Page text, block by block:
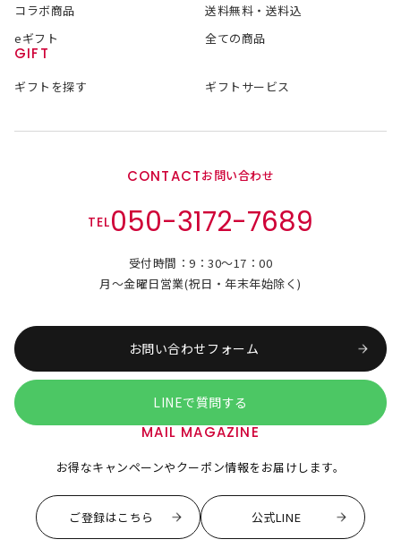
コラボ商品
送料無料・送料込
eギフト
全ての商品
GIFT
ギフトを探す ギフトサービス
CONTACTお問い合わせ
TEL050-3172-7689
受付時間：9：30～17：00
月～金曜日営業(祝日・年末年始除く)
お問い合わせフォーム
LINEで質問する
MAIL MAGAZINE
お得なキャンペーンやクーポン情報をお届けします。
ご登録はこちら 公式LINE